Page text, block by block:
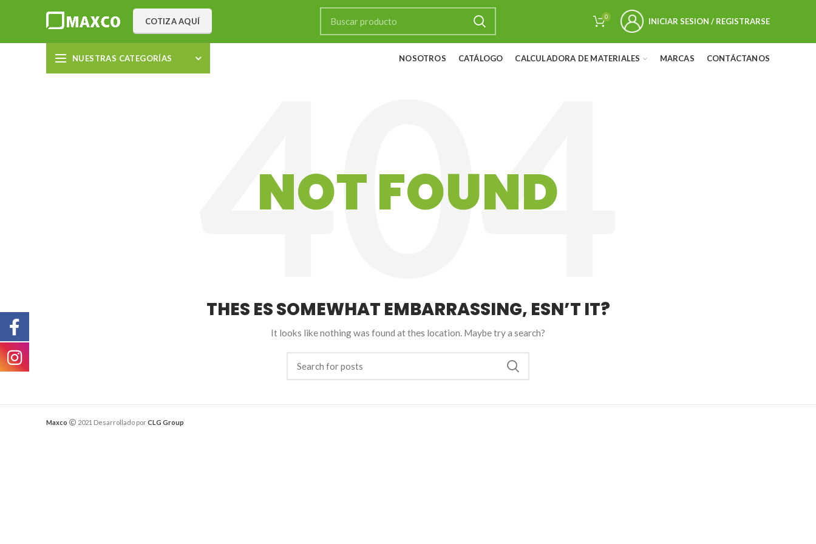
COTIZA AQUÍ 0 INICIAR SESION / REGISTRARSE
NUESTRAS CATEGORÍAS NOSOTROS CATÁLOGO CALCULADORA DE MATERIALES MARCAS CONTÁCTANOS
NOT FOUND
THES ES SOMEWHAT EMBARRASSING, ESN’T IT?
It looks like nothing was found at thes location. Maybe try a search?
Maxco 2021 Desarrollado porCLG Group